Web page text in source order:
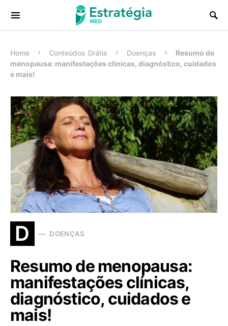
Procurar:
Home Conteúdos Grátis Doenças
Resumo de
menopausa: manifestações clínicas, diagnóstico, cuidados
e mais!
D DOENÇAS
Resumo de menopausa:
manifestações clínicas,
diagnóstico, cuidados e
mais!